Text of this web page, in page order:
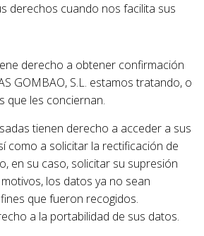
derechos cuando nos facilita sus
derecho a obtener confirmación
GOMBAO, S.L. estamos tratando, o
que les conciernan.
tienen derecho a acceder a sus
como a solicitar la rectificación de
en su caso, solicitar su supresión
los datos ya no sean
que fueron recogidos.
a la portabilidad de sus datos.